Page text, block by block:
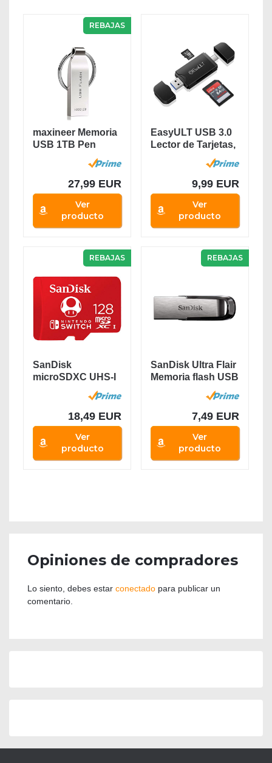
REBAJAS
maxineer Memoria
USB 1TB Pen
Drive USB 3.0...
27,99 EUR
Ver
producto
EasyULT USB 3.0
Lector de Tarjetas,
3.0 USB Tipo C...
9,99 EUR
Ver
producto
REBAJAS
SanDisk
microSDXC UHS-I
18,49 EUR
Ver
producto
REBAJAS
SanDisk Ultra Flair
Memoria flash USB
7,49 EUR
Ver
producto
Opiniones de compradores
Lo siento, debes estar conectado para publicar un
comentario.